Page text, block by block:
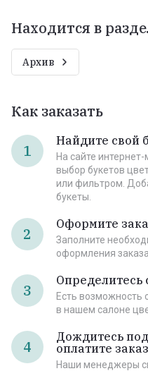
Находится в
Архив
Как заказать
1
Найдите свой
На сайте
выбор букетов
или фильтром.
букеты.
2
Оформите
Заполните
оформления заказа
3
Определитесь
Есть возможность
в нашем салоне
4
Дождитесь
оплатите заказ
Наши менеджеры